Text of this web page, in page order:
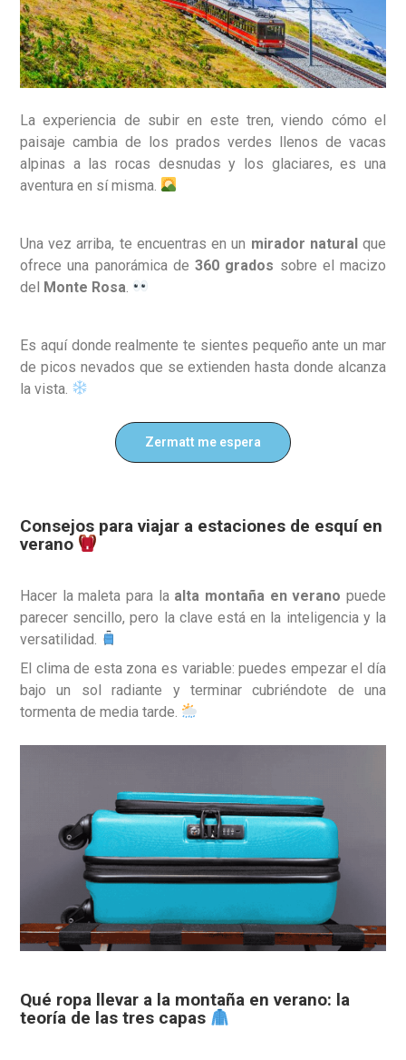
La experiencia de subir en este tren, viendo cómo el
paisaje cambia de los prados verdes llenos de vacas
alpinas a las rocas desnudas y los glaciares, es una
aventura en sí misma.
Una vez arriba, te encuentras en un mirador naturalque
ofrece una panorámica de 360 grados sobre el macizo
del Monte Rosa.
Es aquí donde realmente te sientes pequeño ante un mar
de picos nevados que se extienden hasta donde alcanza
la vista.
Zermatt me espera
Consejos para viajar a estaciones de esquí en
verano
Hacer la maleta para la alta montaña en verano puede
parecer sencillo, pero la clave está en la inteligencia y la
versatilidad.
El clima de esta zona es variable: puedes empezar el día
bajo un sol radiante y terminar cubriéndote de una
tormenta de media tarde.
Qué ropa llevar a la montaña en verano: la
teoría de las tres capas